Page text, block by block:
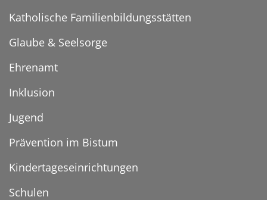
Katholische Familienbildungsstätten
Glaube & Seelsorge
Ehrenamt
Inklusion
Jugend
Prävention im Bistum
Kindertageseinrichtungen
Schulen